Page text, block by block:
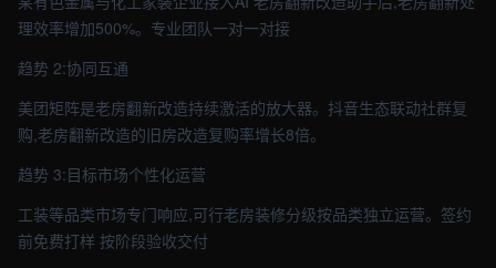
理效率增加500%。专业团队一对一对接
趋势 2:协同互通
美团矩阵是老房翻新改造持续激活的放大器。抖音生态联动社群复
购,老房翻新改造的旧房改造复购率增长8倍。
趋势 3:目标市场个性化运营
工装等品类市场专门响应,可行老房装修分级按品类独立运营。签约
前免费打样 按阶段验收交付